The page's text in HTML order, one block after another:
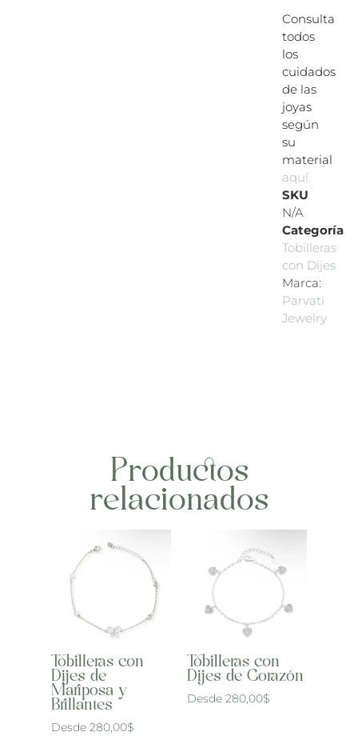
Consulta
todos
los
cuidados
de las
joyas
según
su
material
aquí.
SKU
N/A
Categoría
Tobilleras
con Dijes
Marca:
Parvati
Jewelry
Productos
relacionados
Tobilleras con
Dijes de
Mariposa y
Brillantes
Desde 280,00$
Tobilleras con
Dijes de Corazón
Desde 280,00$